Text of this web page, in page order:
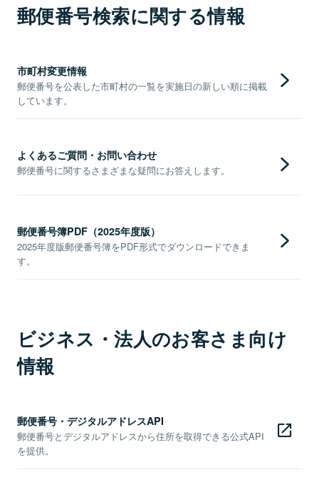
郵便番号検索に関する情報
市町村変更情報
郵便番号を公表した市町村の一覧を実施日の新しい順に掲載
しています。
よくあるご質問・お問い合わせ
郵便番号に関するさまざまな疑問にお答えします。
郵便番号簿PDF（2025年度版）
2025年度版郵便番号簿をPDF形式でダウンロードできま
す。
ビジネス・法人のお客さま向け
情報
郵便番号・デジタルアドレスAPI
郵便番号とデジタルアドレスから住所を取得できる公式API
を提供。